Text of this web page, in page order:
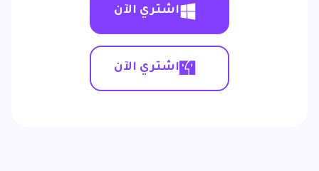
اشتري الآن
اشتري الآن